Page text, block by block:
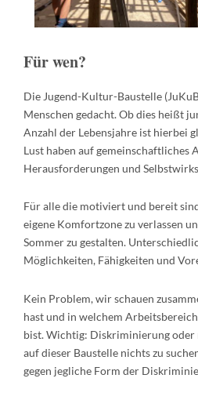
Für wen?
Die Jugend-Kultur-Baustelle
Menschen gedacht. Ob dies heißt
Anzahl der Lebensjahre ist hierbei
Lust haben auf gemeinschaftliches
Herausforderungen und
Für alle die motiviert und bereit
eigene Komfortzone zu verlassen
Sommer zu gestalten.
Möglichkeiten, Fähigkeiten und
Kein Problem, wir schauen
hast und in welchem
bist. Wichtig: Diskriminierung oder
auf dieser Baustelle nichts zu
gegen jegliche Form der